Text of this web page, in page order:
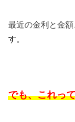
最近の金利と金
す。
でも、これっ